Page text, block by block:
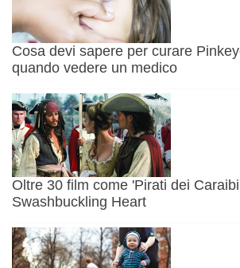
Cosa devi sapere per curare
quando vedere un medico
Oltre 30 film come 'Pirati dei
Swashbuckling Heart